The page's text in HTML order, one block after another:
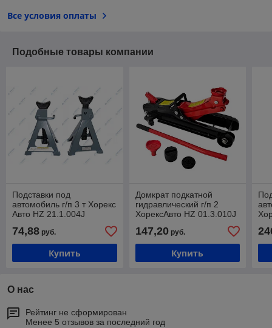
Все условия оплаты
Подобные товары компании
Подставки под
автомобиль г/п 3 т Хорекс
Авто HZ 21.1.004J
74,88 руб.
Купить
Домкрат подкатной
гидравлический г/п 2
ХорексАвто HZ 01.3.010J
147,20руб.
Купить
О нас
Рейтинг не сформирован
Менее 5 отзывов за последний год